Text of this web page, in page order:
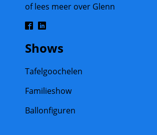
Shows
Tafelgoochelen
Familieshow
Ballonfiguren
of lees meer over Glenn